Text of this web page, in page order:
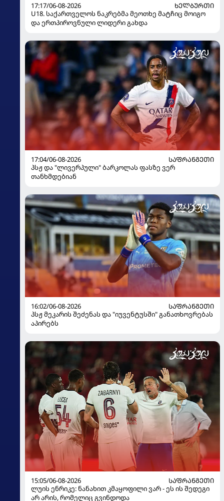
17:17/06-08-2026
ᲮᲔᲚᲑᲣᲠᲗᲘ
U18. საქართველოს ნაკრებმა მეოთხე მატჩიც მოიგო
და ერთპიროვნული ლიდერი გახდა
17:04/06-08-2026
ᲡᲐᲤᲠᲐᲜᲒᲔᲗᲘ
პსჟ და "ლივერპული" ბარკოლას ფასზე ვერ
თანხმდებიან
16:02/06-08-2026
ᲡᲐᲤᲠᲐᲜᲒᲔᲗᲘ
პსჟ მეკარის შეძენას და "იუვენტუსში" განათხოვრებას
აპირებს
15:05/06-08-2026
ᲡᲐᲤᲠᲐᲜᲒᲔᲗᲘ
ლუის ენრიკე: ნანახით კმაყოფილი ვარ - ეს ის შედეგი
არ არის, რომელიც გვინდოდა